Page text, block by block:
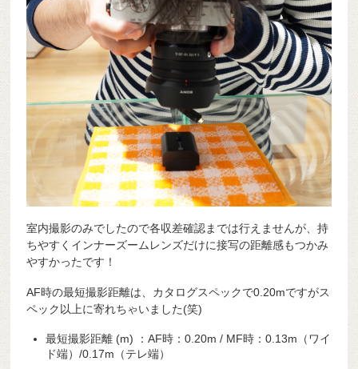
室内撮影のみでしたので各収差確認までは行えませんが、持
ちやすくインナーズームレンズだけに接写の距離感もつかみ
やすかったです！
AF時の最短撮影距離は、カタログスペックで0.20mですがス
ペック以上に寄れちゃいました(笑)
最短撮影距離 (m) ：AF時：0.20m / MF時：0.13m（ワイ
ド端）/0.17m（テレ端）